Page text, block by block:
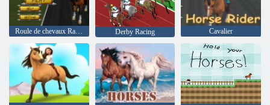
Derby Racing Cavalier